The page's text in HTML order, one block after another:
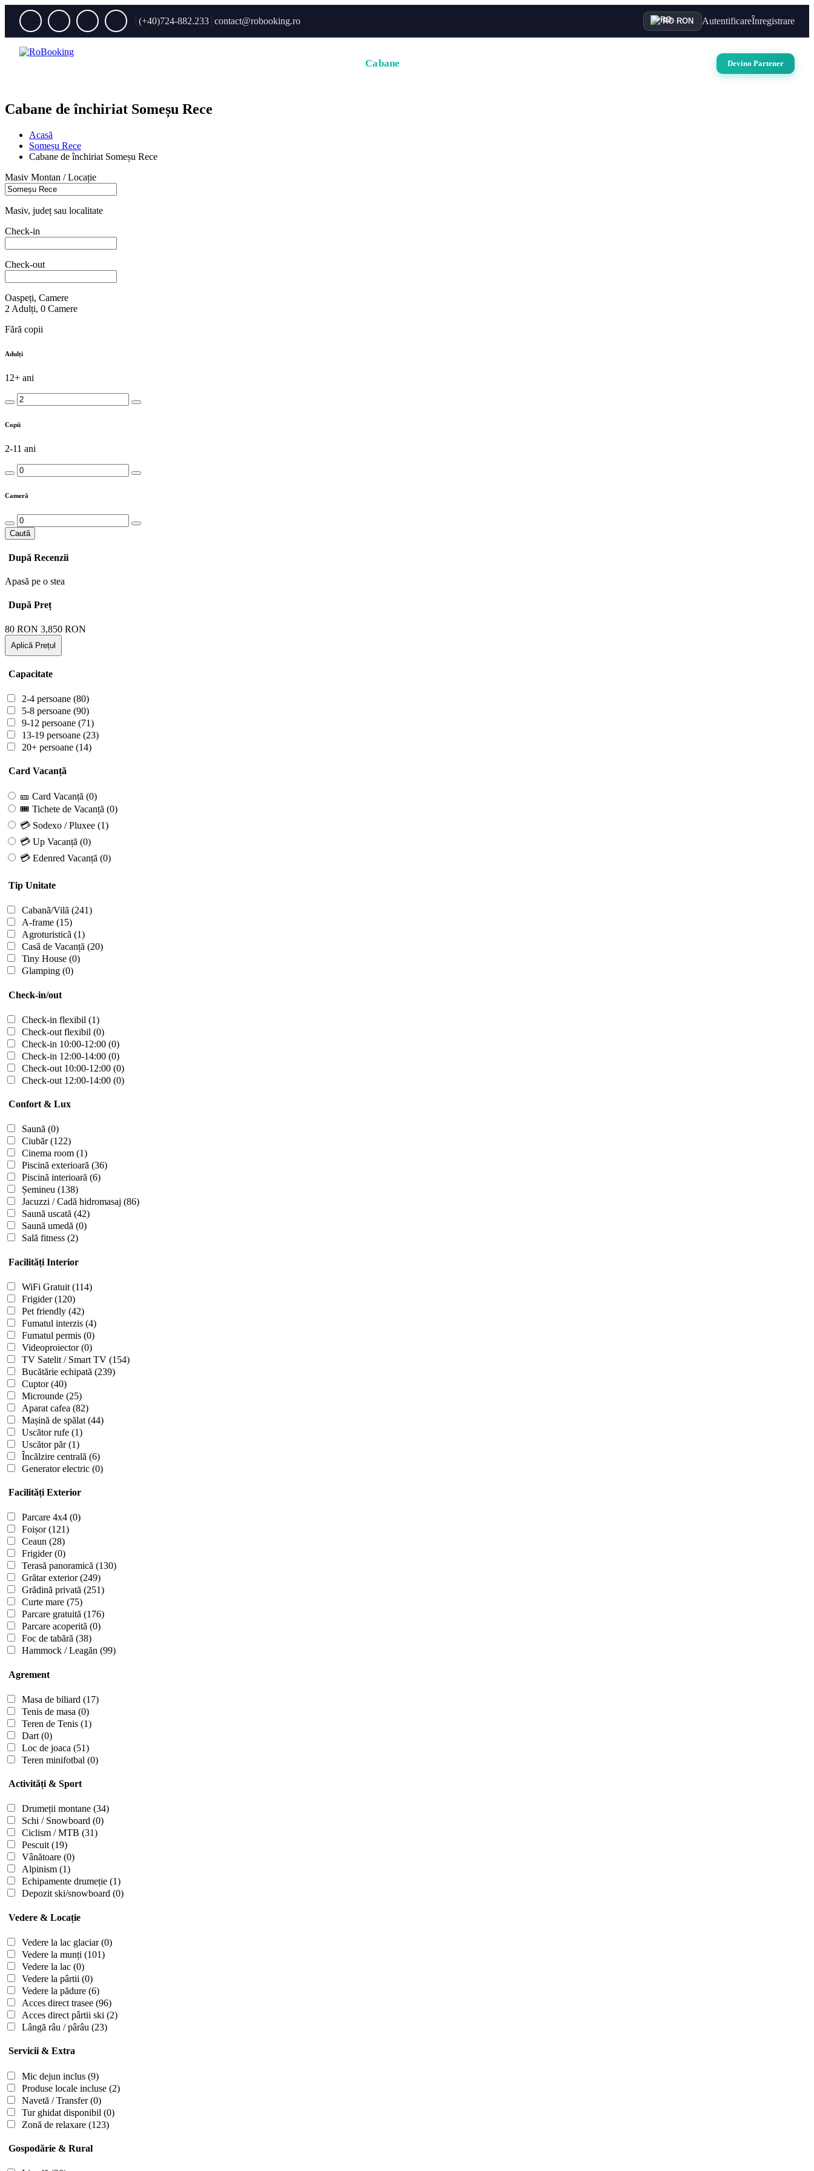
(+40)724-882.233 contact@robooking.ro RO· RON AutentificareÎnregistrare
Cabane Devino Partener
Cabane de închiriat Someșu Rece
Acasă
Someșu Rece
Cabane de închiriat Someșu Rece
Masiv Montan / Locație
Masiv, județ sau localitate
Check-in
Check-out
Oaspeți, Camere
2 Adulți, 0 Camere
Fără copii
Adulți
12+ ani
Copii
2-11 ani
Cameră
Caută
După Recenzii
Apasă pe o stea
După Preț
80 RON 3,850 RON
Aplică Prețul
Capacitate
2-4 persoane (80)
5-8 persoane (90)
9-12 persoane (71)
13-19 persoane (23)
20+ persoane (14)
Card Vacanță
🎫 Card Vacanță (0)
🎟 Tichete de Vacanță (0)
💳 Sodexo / Pluxee (1)
💳 Up Vacanță (0)
💳 Edenred Vacanță (0)
Tip Unitate
Cabanã/Vilã (241)
A-frame (15)
Agroturisticã (1)
Casã de Vacanță (20)
Tiny House (0)
Glamping (0)
Check-in/out
Check-in flexibil (1)
Check-out flexibil (0)
Check-in 10:00-12:00 (0)
Check-in 12:00-14:00 (0)
Check-out 10:00-12:00 (0)
Check-out 12:00-14:00 (0)
Confort & Lux
Saună (0)
Ciubăr(122)
Cinema room (1)
Piscină exterioară (36)
Piscină interioară (6)
Șemineu (138)
Jacuzzi / Cadă hidromasaj (86)
Saună uscată (42)
Saună umedă (0)
Sală fitness (2)
Facilități Interior
WiFi Gratuit (114)
Frigider(120)
Pet friendly (42)
Fumatul interzis (4)
Fumatul permis (0)
Videoproiector(0)
TV Satelit / Smart TV (154)
Bucătărie echipată (239)
Cuptor(40)
Microunde (25)
Aparat cafea (82)
Mașină de spălat (44)
Uscător rufe (1)
Uscător păr(1)
Încălzire centrală (6)
Generator electric (0)
Facilități Exterior
Parcare 4x4 (0)
Foișor(121)
Ceaun (28)
Frigider(0)
Terasă panoramică (130)
Grătar exterior(249)
Grădină privată (251)
Curte mare (75)
Parcare gratuită (176)
Parcare acoperită (0)
Foc de tabără (38)
Hammock / Leagăn (99)
Agrement
Masa de biliard (17)
Tenis de masa (0)
Teren de Tenis (1)
Dart (0)
Loc de joaca (51)
Teren minifotbal (0)
Activități & Sport
Drumeții montane (34)
Schi / Snowboard (0)
Ciclism / MTB (31)
Pescuit(19)
Vânătoare (0)
Alpinism (1)
Echipamente drumeție (1)
Depozit ski/snowboard (0)
Vedere & Locație
Vedere la lac glaciar(0)
Vedere la munți (101)
Vedere la lac (0)
Vedere la pârtii (0)
Vedere la pădure (6)
Acces direct trasee (96)
Acces direct pârtii ski (2)
Lângă râu / pârâu (23)
Servicii & Extra
Mic dejun inclus (9)
Produse locale incluse (2)
Navetă / Transfer(0)
Tur ghidat disponibil (0)
Zonă de relaxare (123)
Gospodărie & Rural